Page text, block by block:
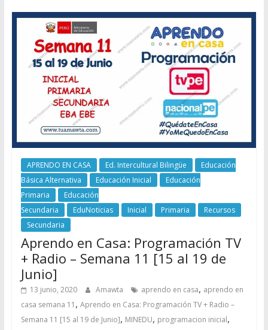
APRENDO EN CASA Ed. Intercultural Bilingüe
Educación
Básica Alternativa
Educación Inicial
Educación
Primaria
Educación
Secundaria
EduNoticias Inicial Primaria
Recursos
Secundaria
Aprendo en Casa: Programación TV
+ Radio – Semana 11 [15 al 19 de
Junio]
13 junio, 2020 Amawta aprendo en casa, aprendo en
casa semana 11 , Aprendo en Casa: Programación TV + Radio –
Semana 11 [15 al 19 de Junio], MINEDU, programacion inicial,